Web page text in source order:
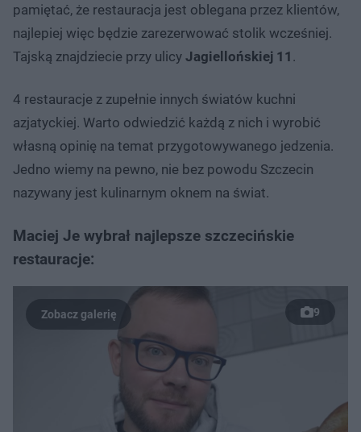
pamiętać, że restauracja jest oblegana przez klientów,
najlepiej więc będzie zarezerwować stolik wcześniej.
Tajską znajdziecie przy ulicy Jagiellońskiej 11 .
4 restauracje z zupełnie innych światów kuchni
azjatyckiej. Warto odwiedzić każdą z nich i wyrobić
własną opinię na temat przygotowywanego jedzenia.
Jedno wiemy na pewno, nie bez powodu Szczecin
nazywany jest kulinarnym oknem na świat.
Maciej Je wybrał najlepsze szczecińskie
restauracje:
9